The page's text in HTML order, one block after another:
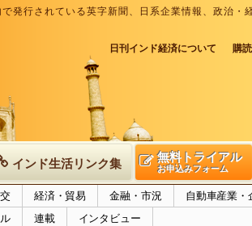
で発行されている英字新聞、日系企業情報、政治
日刊インド経済について 購
インド生活リンク集 無料トライアル
お申込みフォーム
経済・貿易 金融・市況
自動車産業・
連載 インタビュー